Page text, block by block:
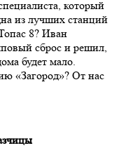
который
из лучших станций
8? Иван
сброс и решил,
будет мало.
«Загород»? От нас